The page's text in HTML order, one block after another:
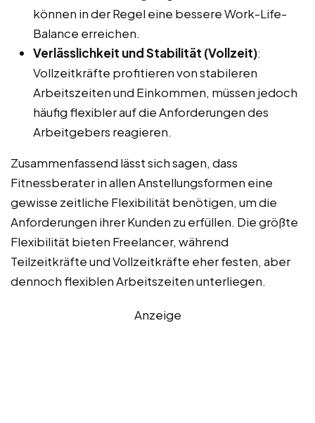
können in der Regel eine bessere Work-Life-
Balance erreichen.
Verlässlichkeit und Stabilität (Vollzeit):
Vollzeitkräfte profitieren von stabileren
Arbeitszeiten und Einkommen, müssen jedoch
häufig flexibler auf die Anforderungen des
Arbeitgebers reagieren.
Zusammenfassend lässt sich sagen, dass
Fitnessberater in allen Anstellungsformen eine
gewisse zeitliche Flexibilität benötigen, um die
Anforderungen ihrer Kunden zu erfüllen. Die größte
Flexibilität bieten Freelancer, während
Teilzeitkräfte und Vollzeitkräfte eher festen, aber
dennoch flexiblen Arbeitszeiten unterliegen.
Anzeige